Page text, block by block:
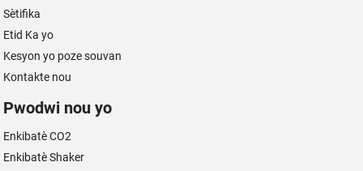
Sètifika
Etid Ka yo
Kesyon yo poze souvan
Kontakte nou
Pwodwi nou yo
Enkibatè CO2
Enkibatè Shaker